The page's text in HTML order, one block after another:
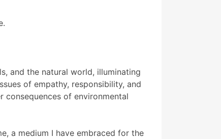
and the natural world, illuminating
of empathy, responsibility, and
of environmental
a medium I have embraced for the